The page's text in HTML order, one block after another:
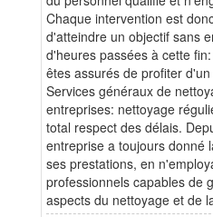
Chaque intervention est
d'atteindre un objectif sans
d'heures passées à cette
êtes assurés de profiter
Services généraux de
entreprises: nettoyage
total respect des délais.
entreprise a toujours donné
ses prestations, en
professionnels capables de
aspects du nettoyage et de